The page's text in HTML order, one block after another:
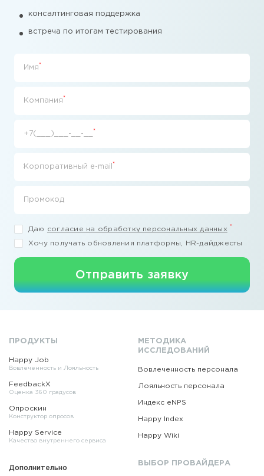
консалтинговая поддержка
встреча по итогам тестирования
Имя *
Компания *
+7(___)___-__-__ *
Корпоративный e-mail *
Промокод
Даю согласие на обработку персональных данных *
Хочу получать обновления платформы, HR-дайджесты
Отправить заявку
ПРОДУКТЫ
Happy Job
Вовлеченность и Лояльность
FeedbackX
Оценка 360 градусов
Опроскин
Конструктор опросов
Happy Service
Качество внутреннего сервиса
Дополнительно
МЕТОДИКА
ИССЛЕДОВАНИЙ
Вовлеченность персонала
Лояльность персонала
Индекс eNPS
Happy Index
Happy Wiki
ВЫБОР ПРОВАЙДЕРА